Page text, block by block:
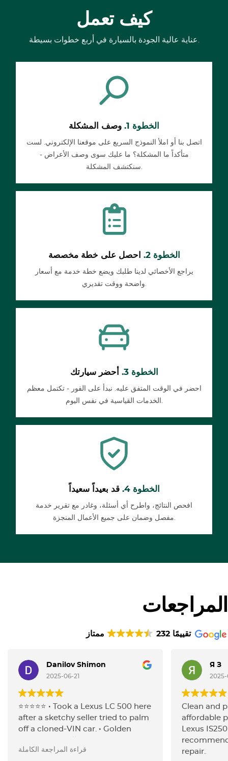
كيف تعمل
عناية عالية الجودة بالسيارة في أربع خطوات بسيطة.
الخطوة 1. وصف المشكلة
اتصل بنا أو املأ النموذج السريع على موقعنا الإلكتروني. لست
متأكداً ما المشكلة؟ ما عليك سوى وصف الأعراض -
سنكتشف المشكلة.
الخطوة 2. احصل على خطة مخصصة
يراجع الأخصائي لدينا طلبك ويضع خطة خدمة مع أسعار
واضحة ووقت تقديري.
الخطوة 3. أحضر سيارتك
احضر في الوقت المتفق عليه. نبدأ على الفور - تكتمل معظم
الخدمات القياسية في نفس اليوم.
الخطوة 4. قد بعيداً سعيداً
افحص النتائج، واطرح أي أسئلة، وغادر مع تقرير خدمة
مفصل وضمان على جميع الأعمال المنجزة.
المراجعات
ممتاز 232 تقييمًا
Danilov Shimon
2025-06-21
⭐️⭐️⭐️⭐️⭐️ • Took a Lexus LC 500 here
after a sketchy seller tried to palm
off a cloned-VIN car. • Golden
Swiss Motors’ initial check) and
قراءة المراجعة الكاملة
Я З
Clean and
affordable
Lexus
repair.